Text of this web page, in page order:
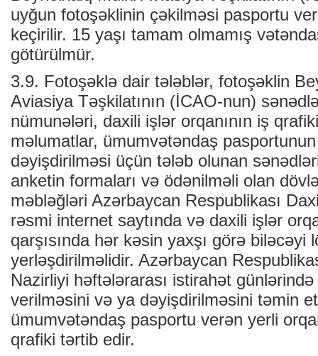
uyğun fotoşəklinin çəkilməsi pasportu
keçirilir. 15 yaşı tamam olmamış
götürülmür.
3.9. Fotoşəklə dair tələblər, fotoşəklin
Aviasiya Təşkilatının (İCAO-nun)
nümunələri, daxili işlər orqanının iş
məlumatlar, ümumvətəndaş
dəyişdirilməsi üçün tələb olunan
anketin formaları və ödənilməli olan
məbləğləri Azərbaycan Respublikası
rəsmi internet saytında və daxili işlər
qarşısında hər kəsin yaxşı görə biləcəyi
yerləşdirilməlidir. Azərbaycan
Nazirliyi həftələrarası istirahət
verilməsini və ya dəyişdirilməsini təmin
ümumvətəndaş pasportu verən yerli
qrafiki tərtib edir.